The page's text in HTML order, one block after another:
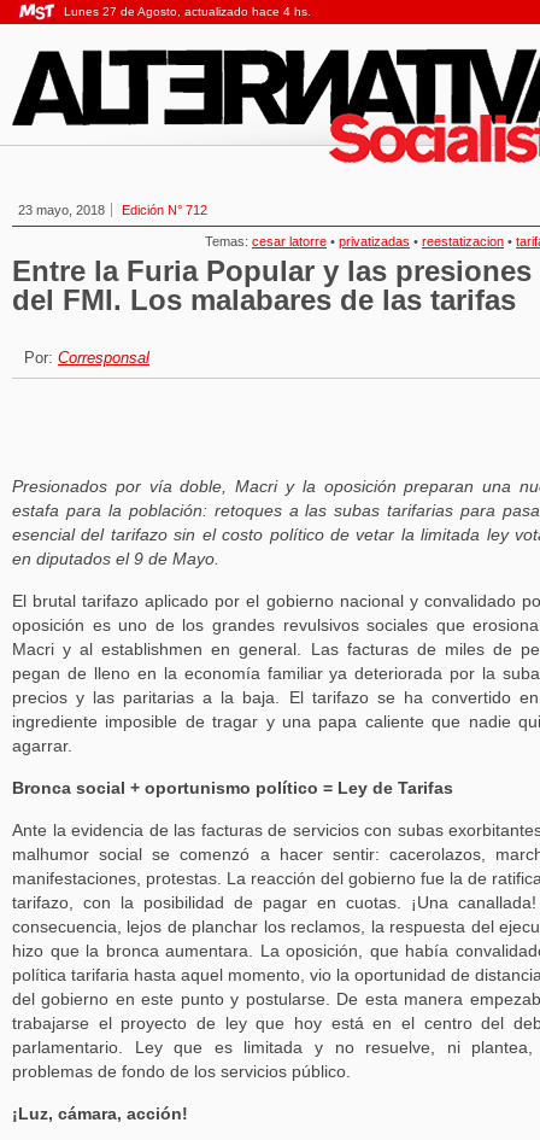
Lunes 27 de Agosto, actualizado hace 4 hs.
23 mayo, 2018 Edición N° 712
Temas: cesar latorre • privatizadas • reestatizacion •
Entre la Furia Popular y las presiones
del FMI. Los malabares de las tarifas
Por: Corresponsal
Presionados por vía doble, Macri y la oposición preparan una
estafa para la población: retoques a las subas tarifarias para
esencial del tarifazo sin el costo político de vetar la limitada ley
en diputados el 9 de Mayo.
El brutal tarifazo aplicado por el gobierno nacional y convalidado
oposición es uno de los grandes revulsivos sociales que
Macri y al establishmen en general. Las facturas de miles de
pegan de lleno en la economía familiar ya deteriorada por la
precios y las paritarias a la baja. El tarifazo se ha convertido
ingrediente imposible de tragar y una papa caliente que nadie
agarrar.
Bronca social + oportunismo político = Ley de Tarifas
Ante la evidencia de las facturas de servicios con subas
malhumor social se comenzó a hacer sentir: cacerolazos,
manifestaciones, protestas. La reacción del gobierno fue la de
tarifazo, con la posibilidad de pagar en cuotas. ¡Una
consecuencia, lejos de planchar los reclamos, la respuesta del
hizo que la bronca aumentara. La oposición, que había
política tarifaria hasta aquel momento, vio la oportunidad de
del gobierno en este punto y postularse. De esta manera
trabajarse el proyecto de ley que hoy está en el centro del
parlamentario. Ley que es limitada y no resuelve, ni plantea,
problemas de fondo de los servicios público.
¡Luz, cámara, acción!